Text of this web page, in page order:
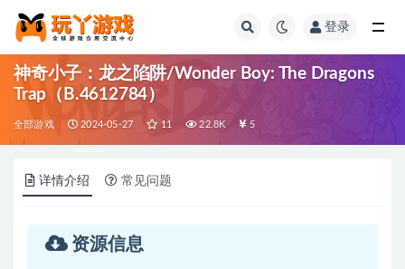
登录
神奇小子：龙之陷阱/Wonder Boy: The Dragons
Trap（B.4612784）
全部游戏 2024-05-27 11 22.8K 5
详情介绍 常见问题
资源信息